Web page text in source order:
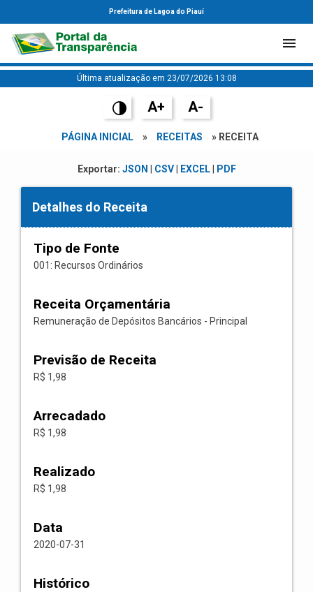
Prefeitura de Lagoa do Piauí
Última atualização em 23/07/2026 13:08
A+ A-
PÁGINA INICIAL » RECEITAS » RECEITA
Exportar: JSON CSV| EXCEL| PDF
Detalhes do Receita
Tipo de Fonte
001: Recursos Ordinários
Receita Orçamentária
Remuneração de Depósitos Bancários - Principal
Previsão de Receita
R$ 1,98
Arrecadado
R$ 1,98
Realizado
R$ 1,98
Data
2020-07-31
Histórico